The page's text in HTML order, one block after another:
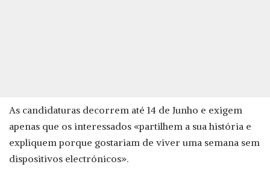
As candidaturas decorrem até 14 de Junho e exigem
apenas que os interessados «partilhem a sua história e
expliquem porque gostariam de viver uma semana sem
dispositivos electrónicos».